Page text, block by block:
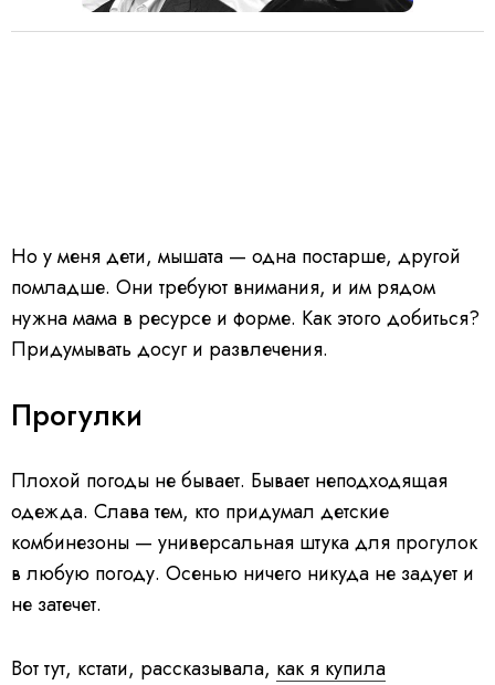
Но у меня дети, мышата — одна постарше, другой
помладше. Они требуют внимания, и им рядом
нужна мама в ресурсе и форме. Как этого добиться?
Придумывать досуг и развлечения.
Прогулки
Плохой погоды не бывает. Бывает неподходящая
одежда. Слава тем, кто придумал детские
комбинезоны — универсальная штука для прогулок
в любую погоду. Осенью ничего никуда не задует и
не затечет.
Вот тут, кстати, рассказывала, как я купила